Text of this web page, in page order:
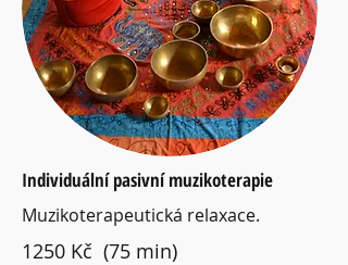
Individuální pasivní muzikoterapie
Muzikoterapeutická relaxace.
1250 Kč (75 min)